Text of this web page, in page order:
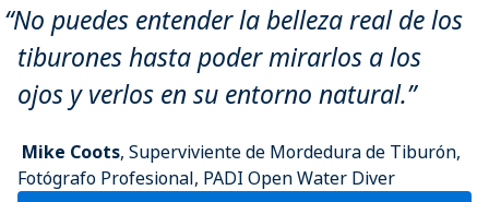
No puedes entender la belleza real de los
tiburones hasta poder mirarlos a los
ojos y verlos en su entorno natural.
Mike Coots, Superviviente de Mordedura de Tiburón,
Fotógrafo Profesional, PADI Open Water Diver